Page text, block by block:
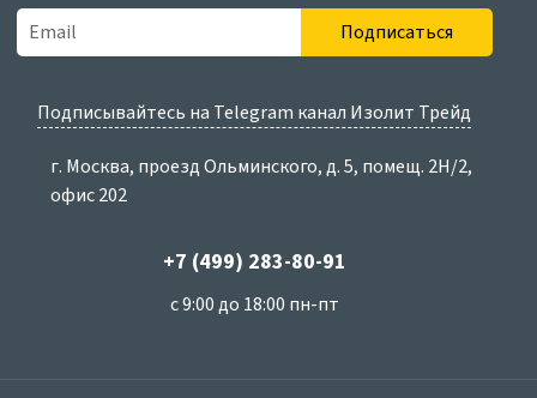
Подписаться
Подписывайтесь на Telegram канал Изолит Трейд
г. Москва, проезд Ольминского, д. 5, помещ. 2Н/2,
офис 202
+7 (499) 283-80-91
с 9:00 до 18:00 пн-пт